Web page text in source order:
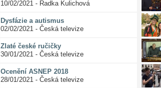
10/02/2021 - Radka Kulichová
Dysfázie a autismus
02/02/2021 - Česká televize
Zlaté české ručičky
30/01/2021 - Česká televize
Ocenění ASNEP 2018
28/01/2021 - Česká televize